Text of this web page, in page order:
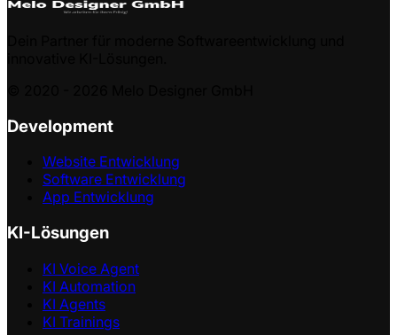
Development
Website Entwicklung
Software Entwicklung
App Entwicklung
KI-Lösungen
KI Voice Agent
KI Automation
KI Agents
KI Trainings